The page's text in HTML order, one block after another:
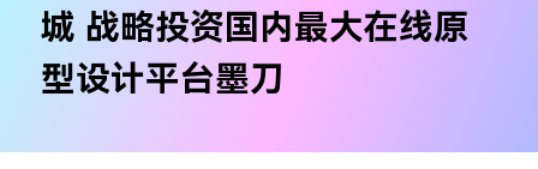
关于万兴
城 战略投资国内最大在线原
型设计平台墨刀